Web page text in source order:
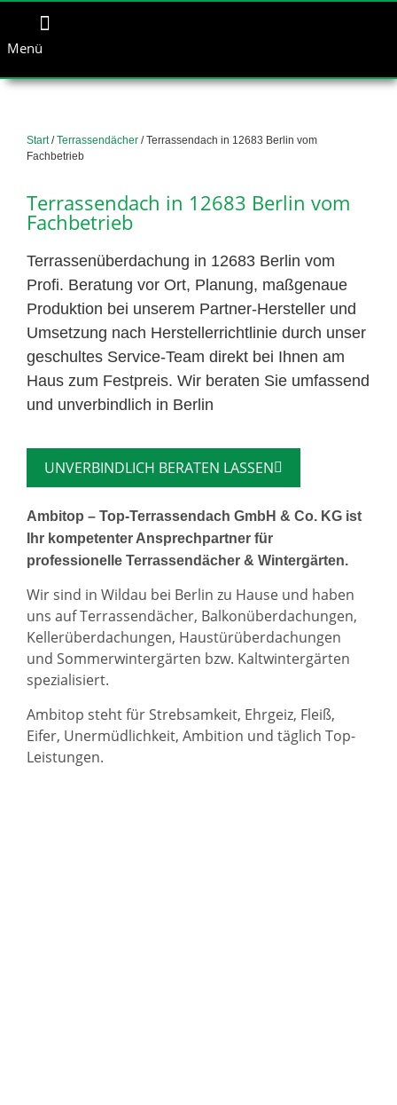
Menü
Start/Terrassendächer / Terrassendach in 12683 Berlin vom
Fachbetrieb
Terrassendach in 12683 Berlin vom
Fachbetrieb
Terrassenüberdachung in 12683 Berlin vom
Profi. Beratung vor Ort, Planung, maßgenaue
Produktion bei unserem Partner-Hersteller und
Umsetzung nach Herstellerrichtlinie durch unser
geschultes Service-Team direkt bei Ihnen am
Haus zum Festpreis. Wir beraten Sie umfassend
und unverbindlich in Berlin
UNVERBINDLICH BERATEN LASSEN
Ambitop – Top-Terrassendach GmbH & Co. KG ist
Ihr kompetenter Ansprechpartner für
professionelle Terrassendächer & Wintergärten.
Wir sind in Wildau bei Berlin zu Hause und haben
uns auf Terrassendächer, Balkonüberdachungen,
Kellerüberdachungen, Haustürüberdachungen
und Sommerwintergärten bzw. Kaltwintergärten
spezialisiert.
Ambitop steht für Strebsamkeit, Ehrgeiz, Fleiß,
Eifer, Unermüdlichkeit, Ambition und täglich Top-
Leistungen.